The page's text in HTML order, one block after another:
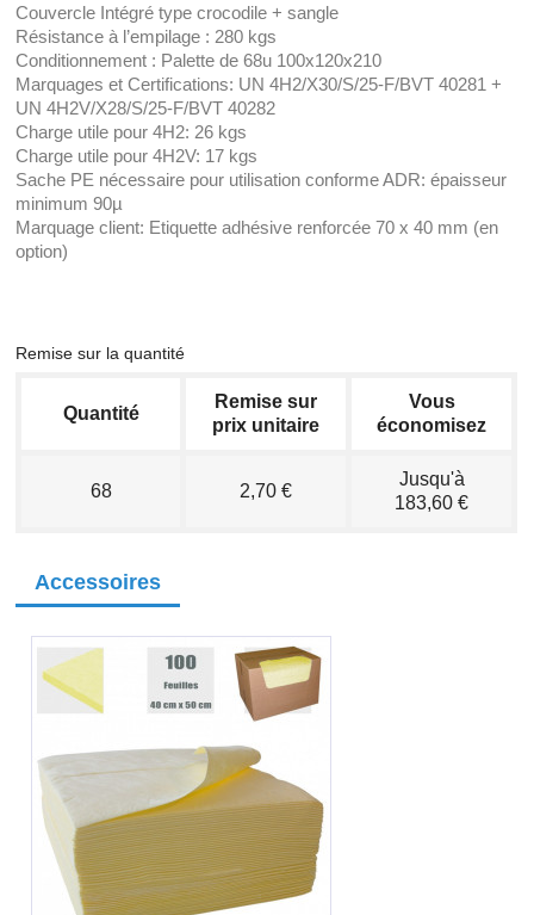
Couvercle Intégré type crocodile + sangle
Résistance à l’empilage : 280 kgs
Conditionnement : Palette de 68u 100x120x210
Marquages et Certifications: UN 4H2/X30/S/25-F/BVT 40281 +
UN 4H2V/X28/S/25-F/BVT 40282
Charge utile pour 4H2: 26 kgs
Charge utile pour 4H2V: 17 kgs
Sache PE nécessaire pour utilisation conforme ADR: épaisseur
minimum 90µ
Marquage client: Etiquette adhésive renforcée 70 x 40 mm (en
option)
Remise sur la quantité
Quantité
Remise sur
prix unitaire
Vous
économisez
68 2,70 €
Jusqu'à
183,60 €
Accessoires